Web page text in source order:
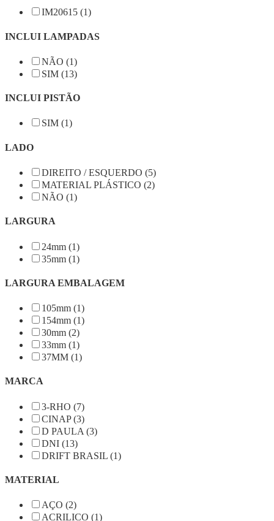
IM20615 (1)
INCLUI LAMPADAS
NÃO (1)
SIM (13)
INCLUI PISTÃO
SIM (1)
LADO
DIREITO / ESQUERDO (5)
MATERIAL PLÁSTICO (2)
NÃO (1)
LARGURA
24mm (1)
35mm (1)
LARGURA EMBALAGEM
105mm (1)
154mm (1)
30mm (2)
33mm (1)
37MM (1)
MARCA
3-RHO (7)
CINAP (3)
D PAULA (3)
DNI (13)
DRIFT BRASIL (1)
MATERIAL
AÇO (2)
ACRILICO (1)